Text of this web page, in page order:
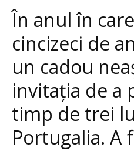
În anul în
cincizeci de
un cadou
invitația de a
timp de trei
Portugalia. A